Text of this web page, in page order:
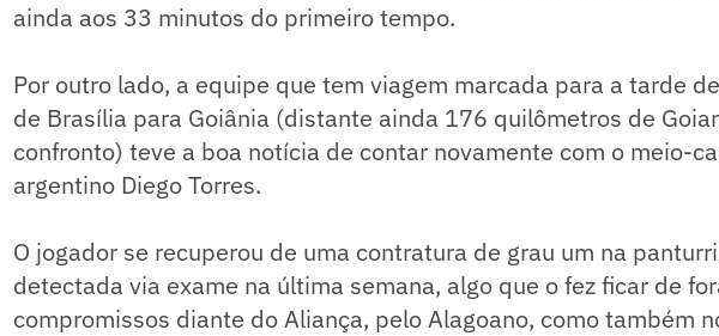
ainda aos 33 minutos do primeiro tempo.
Por outro lado, a equipe que tem viagem marcada para a tarde
de Brasília para Goiânia (distante ainda 176 quilômetros de
confronto) teve a boa notícia de contar novamente com o meio-
argentino Diego Torres.
O jogador se recuperou de uma contratura de grau um na
detectada via exame na última semana, algo que o fez ficar de
compromissos diante do Aliança, pelo Alagoano, como também